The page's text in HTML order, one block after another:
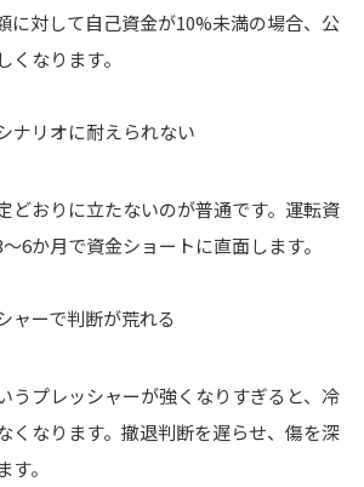
に対して自己資金が10%未満の場合、公
なります。
ナリオに耐えられない
どおりに立たないのが普通です。運転資
6か月で資金ショートに直面します。
ャーで判断が荒れる
うプレッシャーが強くなりすぎると、冷
くなります。撤退判断を遅らせ、傷を深
。